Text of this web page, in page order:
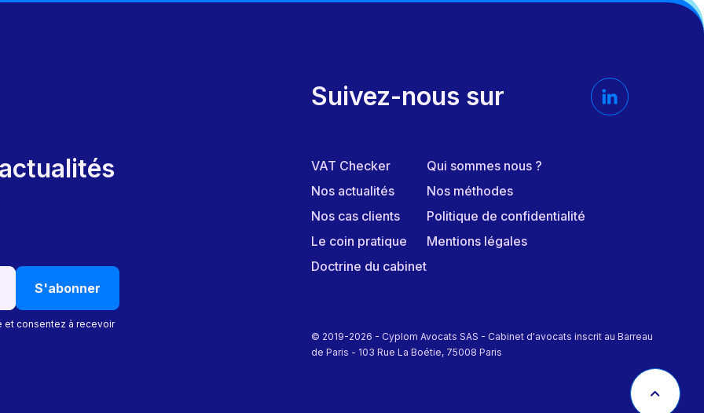
Suivez-nous sur
et consentez à recevoir
VAT Checker
Nos actualités
Nos cas clients
Le coin pratique
Doctrine du cabinet
Qui sommes nous ?
Nos méthodes
Politique de confidentialité
Mentions légales
© 2019-2026 - Cyplom Avocats SAS - Cabinet d'avocats inscrit au Barreau
de Paris - 103 Rue La Boétie, 75008 Paris